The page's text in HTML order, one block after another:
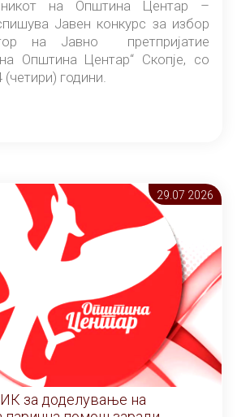
на Општина Центар –
Јавен конкурс за избор
на Јавно претпријатие
Општина Центар“ Скопје, со
години.
29.07 2026
на